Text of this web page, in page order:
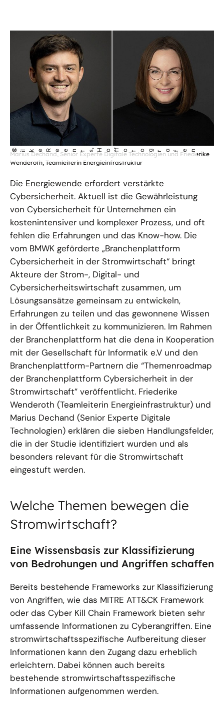
©
S i
lke Reents
, Ho f
fotog
r
a fen
Marius Dechand, Senior Experte Digitale Technologien und Friederike
Wenderoth, Teamleiterin Energieinfrastruktur
Die Energiewende erfordert verstärkte
Cybersicherheit. Aktuell ist die Gewährleistung
von Cybersicherheit für Unternehmen ein
kostenintensiver und komplexer Prozess, und oft
fehlen die Erfahrungen und das Know-how. Die
vom BMWK geförderte „Branchenplattform
Cybersicherheit in der Stromwirtschaft“ bringt
Akteure der Strom-, Digital- und
Cybersicherheitswirtschaft zusammen, um
Lösungsansätze gemeinsam zu entwickeln,
Erfahrungen zu teilen und das gewonnene Wissen
in der Öffentlichkeit zu kommunizieren. Im Rahmen
der Branchenplattform hat die dena in Kooperation
mit der Gesellschaft für Informatik e.V und den
Branchenplattform-Partnern die “Themenroadmap
der Branchenplattform Cybersicherheit in der
Stromwirtschaft” veröffentlicht. Friederike
Wenderoth (Teamleiterin Energieinfrastruktur) und
Marius Dechand (Senior Experte Digitale
Technologien) erklären die sieben Handlungsfelder,
die in der Studie identifiziert wurden und als
besonders relevant für die Stromwirtschaft
eingestuft werden.
Welche Themen bewegen die
Stromwirtschaft?
Eine Wissensbasis zur Klassifizierung
von Bedrohungen und Angriffen schaffen
Bereits bestehende Frameworks zur Klassifizierung
von Angriffen, wie das MITRE ATT&CK Framework
oder das Cyber Kill Chain Framework bieten sehr
umfassende Informationen zu Cyberangriffen. Eine
stromwirtschaftsspezifische Aufbereitung dieser
Informationen kann den Zugang dazu erheblich
erleichtern. Dabei können auch bereits
bestehende stromwirtschaftsspezifische
Informationen aufgenommen werden.